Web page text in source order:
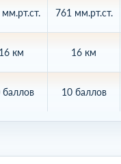
16 км
баллов
761 мм.рт.ст.
16 км
10 баллов